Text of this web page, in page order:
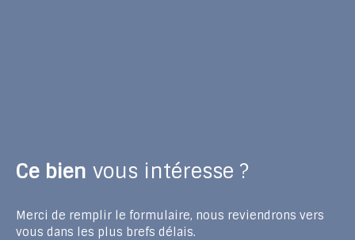
Ce bien vous intéresse ?
Merci de remplir le formulaire, nous reviendrons vers
vous dans les plus brefs délais.